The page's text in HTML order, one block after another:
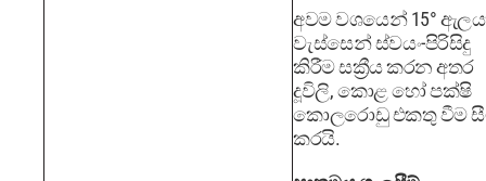
අවම වශයෙන් 15°
වැස්සෙන් ස්වයං-පිරිසිදු
කිරීම සක්‍රීය කරන අතර
දූවිලි, කොළ හෝ පක්ෂි
කොලරොඩු එකතු වීම
කරයි.